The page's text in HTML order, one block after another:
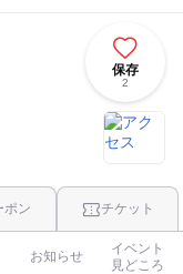
保存
2
ポン チケット
お知らせ
イベント
見どころ